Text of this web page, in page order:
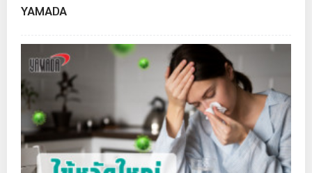
YAMADA